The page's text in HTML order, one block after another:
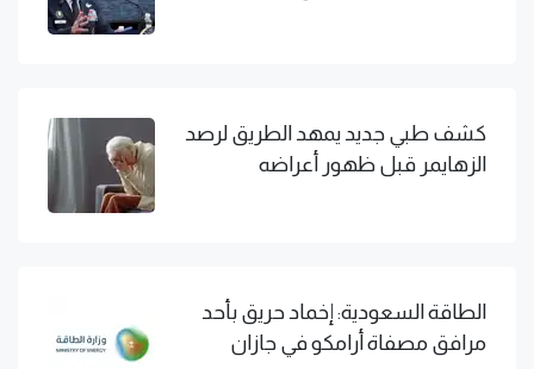
كشف طبي جديد يمهد الطريق لرصد
الزهايمر قبل ظهور أعراضه
الطاقة السعودية: إخماد حريق بأحد
مرافق مصفاة أرامكو في جازان